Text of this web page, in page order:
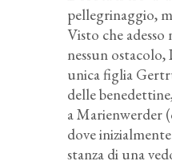
pellegrinaggio,
Visto che adesso
nessun
unica figlia
delle
a Marienwerder
dove
stanza di una